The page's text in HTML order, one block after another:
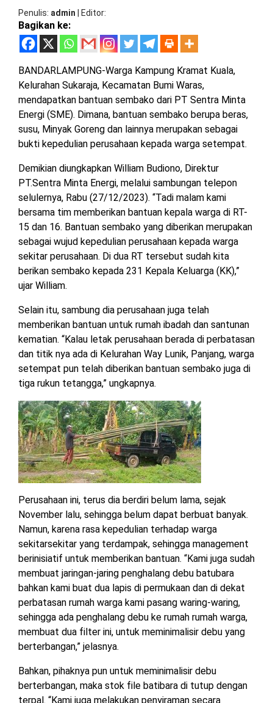
MESUJI
PESISIR
BARAT
TULANG
BAWANG
TULANG
BAWANG
BARAT
WAYKANAN
DPRD
LAMTIM
DPRD
LAMPUNG
UTARA
DPRD
MESUJI
DPRD
BARAT
DPRD
TULANG
BAWANG
DPRD
TULANG
BARAT
DPRD
WAYKANAN
PERIKLANAN
PRIVASI
MEDIA
MEDIA
SIBER
KAMI
Penulis admin Editor
Bagikan ke:
BANDARLAMPUNG-Warga Kampung Kramat Kuala,
Kelurahan Sukaraja, Kecamatan Bumi Waras,
mendapatkan bantuan sembako dari PT Sentra Minta
Energi (SME). Dimana, bantuan sembako berupa beras,
susu, Minyak Goreng dan lainnya merupakan sebagai
bukti kepedulian perusahaan kepada warga setempat.
Demikian diungkapkan William Budiono, Direktur
PT.Sentra Minta Energi, melalui sambungan telepon
selulernya, Rabu (27/12/2023). “Tadi malam kami
bersama tim memberikan bantuan kepala warga di RT-
15 dan 16. Bantuan sembako yang diberikan merupakan
sebagai wujud kepedulian perusahaan kepada warga
sekitar perusahaan. Di dua RT tersebut sudah kita
berikan sembako kepada 231 Kepala Keluarga (KK),”
ujar William.
Selain itu, sambung dia perusahaan juga telah
memberikan bantuan untuk rumah ibadah dan santunan
kematian. “Kalau letak perusahaan berada di perbatasan
dan titik nya ada di Kelurahan Way Lunik, Panjang, warga
setempat pun telah diberikan bantuan sembako juga di
tiga rukun tetangga,” ungkapnya.
Perusahaan ini, terus dia berdiri belum lama, sejak
November lalu, sehingga belum dapat berbuat banyak.
Namun, karena rasa kepedulian terhadap warga
sekitarsekitar yang terdampak, sehingga management
berinisiatif untuk memberikan bantuan. “Kami juga sudah
membuat jaringan-jaring penghalang debu batubara
bahkan kami buat dua lapis di permukaan dan di dekat
perbatasan rumah warga kami pasang waring-waring,
sehingga ada penghalang debu ke rumah rumah warga,
membuat dua filter ini, untuk meminimalisir debu yang
berterbangan,” jelasnya.
Bahkan, pihaknya pun untuk meminimalisir debu
berterbangan, maka stok file batibara di tutup dengan
terpal. “Kami juga melakukan penyiraman secara